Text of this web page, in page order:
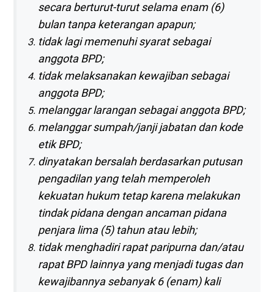
secara berturut-turut selama enam (6)
bulan tanpa keterangan apapun;
tidak lagi memenuhi syarat sebagai
anggota BPD;
tidak melaksanakan kewajiban sebagai
anggota BPD;
melanggar larangan sebagai anggota BPD;
melanggar sumpah/janji jabatan dan kode
etik BPD;
dinyatakan bersalah berdasarkan putusan
pengadilan yang telah memperoleh
kekuatan hukum tetap karena melakukan
tindak pidana dengan ancaman pidana
penjara lima (5) tahun atau lebih;
tidak menghadiri rapat paripurna dan/atau
rapat BPD lainnya yang menjadi tugas dan
kewajibannya sebanyak 6 (enam) kali